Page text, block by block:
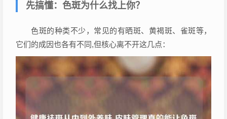
先搞懂：色斑为什么找上你？
色斑的种类不少，常见的有晒斑、黄褐斑、雀斑等，
它们的成因也各有不同,但核心离不开这几点：